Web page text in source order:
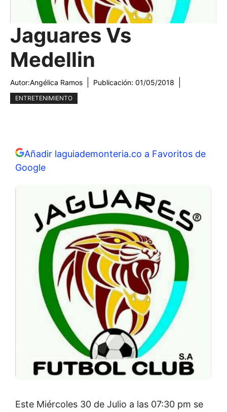
Jaguares Vs
Medellin
Autor:Angélica Ramos Publicación: 01/05/2018
ENTRETENIMIENTO
Añadir laguiademonteria.co a Favoritos de
Google
Este Miércoles 30 de Julio a las 07:30 pm se